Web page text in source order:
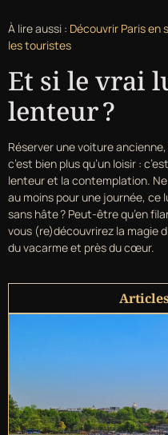
À lire aussi : Découvrir Paris en
les touristes
Et si le vrai
lenteur ?
Réserver une voiture
c’est bien plus qu’un loisir :
lenteur et la contemplation.
au moins pour une journée, ce
sans hâte ? Peut-être qu’en
vous (re)découvrirez la magie
du vacarme et près du cœur.